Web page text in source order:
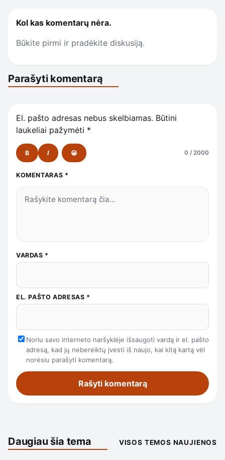
Kol kas komentarų nėra.
Būkite pirmi ir pradėkite diskusiją.
Parašyti komentarą
El. pašto adresas nebus skelbiamas. Būtini
laukeliai pažymėti *
B I 😀 0 / 2000
KOMENTARAS *
VARDAS *
EL. PAŠTO ADRESAS *
Noriu savo interneto naršyklėje išsaugoti vardą ir el. pašto
adresą, kad jų nebereiktų įvesti iš naujo, kai kitą kartą vėl
norėsiu parašyti komentarą.
Daugiau šia tema VISOS TEMOS NAUJIENOS